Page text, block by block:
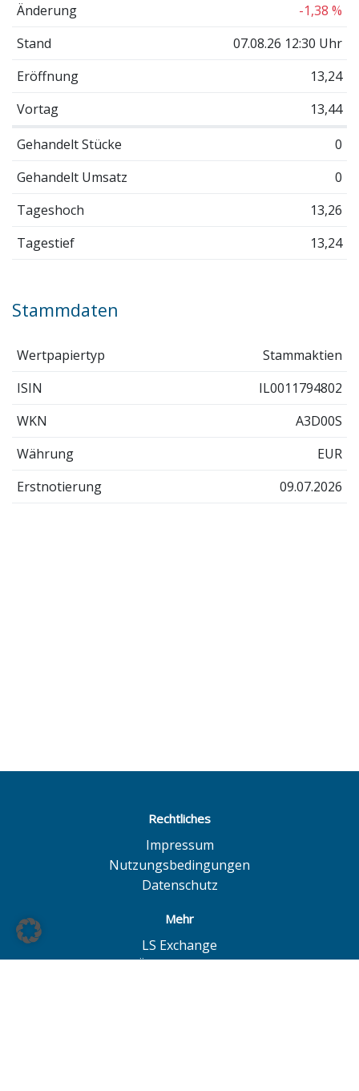
Änderung
-1,38 %
Stand
07.08.26 12:30 Uhr
Eröffnung
13,24
Vortag
13,44
Gehandelt Stücke
0
Gehandelt Umsatz
0
Tageshoch
13,26
Tagestief
13,24
Stammdaten
Wertpapiertyp
Stammaktien
ISIN
IL0011794802
WKN
A3D00S
Währung
EUR
Erstnotierung
09.07.2026
Rechtliches
Impressum
Nutzungsbedingungen
Datenschutz
Mehr
LS Exchange
BÖAG Börsen AG